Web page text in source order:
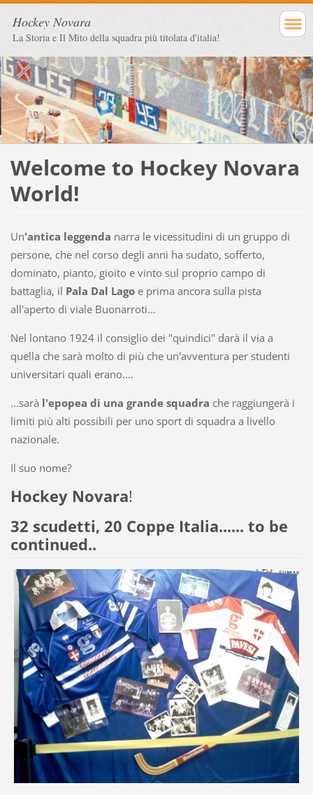
Hockey Novara
La Storia e Il Mito della squadra più titolata d'italia!
Welcome to Hockey Novara
World!
Un'antica leggenda narra le vicessitudini di un gruppo di
persone, che nel corso degli anni ha sudato, sofferto,
dominato, pianto, gioito e vinto sul proprio campo di
battaglia, il Pala Dal Lagoe prima ancora sulla pista
all'aperto di viale Buonarroti...
Nel lontano 1924 il consiglio dei "quindici" darà il via a
quella che sarà molto di più che un'avventura per studenti
universitari quali erano....
...sarà l'epopea di una grande squadra che raggiungerà i
limiti più alti possibili per uno sport di squadra a livello
nazionale.
Il suo nome?
Hockey Novara!
32 scudetti, 20 Coppe Italia...... to be
continued..